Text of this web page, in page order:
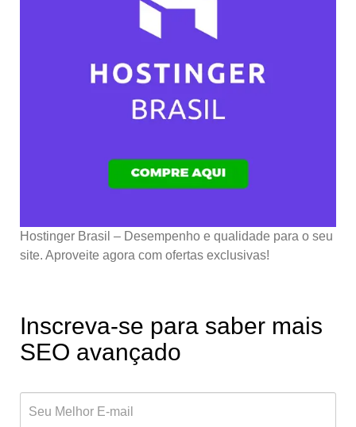
Hostinger Brasil – Desempenho e qualidade para o seu
site. Aproveite agora com ofertas exclusivas!
Inscreva-se para saber mais
SEO avançado